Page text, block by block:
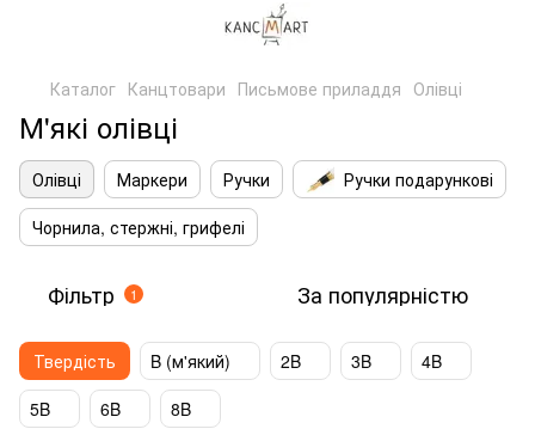
Каталог Канцтовари Письмове приладдя Олівці
М'які олівці
Олівці Маркери Ручки
Ручки подарункові
Чорнила, стержні, грифелі
Фільтр 1 За популярністю
Твердість B (м'який) 2B 3B
4B
5B
6B 8B